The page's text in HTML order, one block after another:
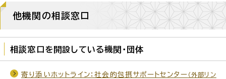
他機関の相談窓口
相談窓口を開設している機関・団体
寄り添いホットライン：社会的包摂サポートセンター （外部リン